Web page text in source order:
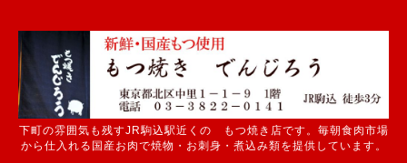
下町の雰囲気も残すJR駒込駅近くの もつ焼き店です。毎朝食肉市場
から仕入れる国産お肉で焼物・お刺身・煮込み類を提供しています。